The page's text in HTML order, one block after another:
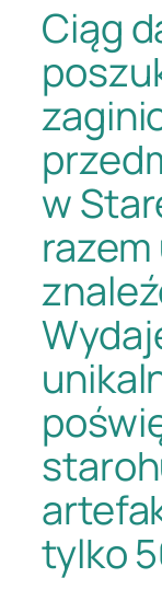
Ciąg
w
razem
tylko